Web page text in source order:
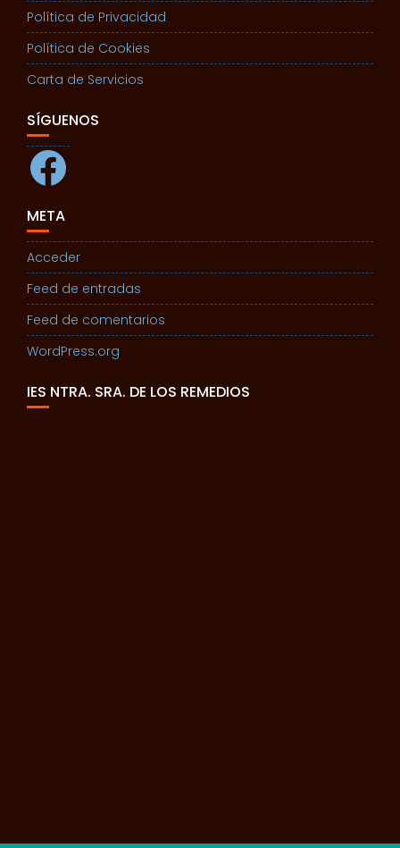
Política de Privacidad
Política de Cookies
Carta de Servicios
SÍGUENOS
Facebook
META
Acceder
Feed de entradas
Feed de comentarios
WordPress.org
IES NTRA. SRA. DE LOS REMEDIOS